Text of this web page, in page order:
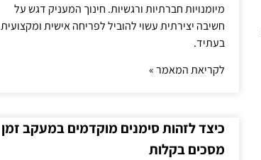
מיומנויות חברתיות ורגשיות. חינוך המעניק דגש על
חשיבה יצירתית עשוי להוביל לפריחה אישית ומקצועית
בעתיד.
לקריאת המאמר »
כיצד לזהות סימנים מוקדמים במעקב זמן
מסכים בקלות